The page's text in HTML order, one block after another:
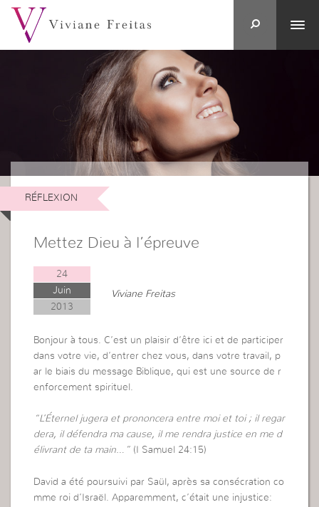
RÉFLEXION
Mettez Dieu à l’épreuve
24
Juin
2013
Viviane Freitas
Bonjour à tous. C’est un plaisir d’être ici et de participer
dans votre vie, d’entrer chez vous, dans votre travail, p
ar le biais du message Biblique, qui est une source de r
enforcement spirituel.
“L’Éternel jugera et prononcera entre moi et toi ; il regar
dera, il défendra ma cause, il me rendra justice en me d
élivrant de ta main…” (I Samuel 24:15)
David a été poursuivi par Saül, après sa consécration co
mme roi d’Israël. Apparemment, c’était une injustice: